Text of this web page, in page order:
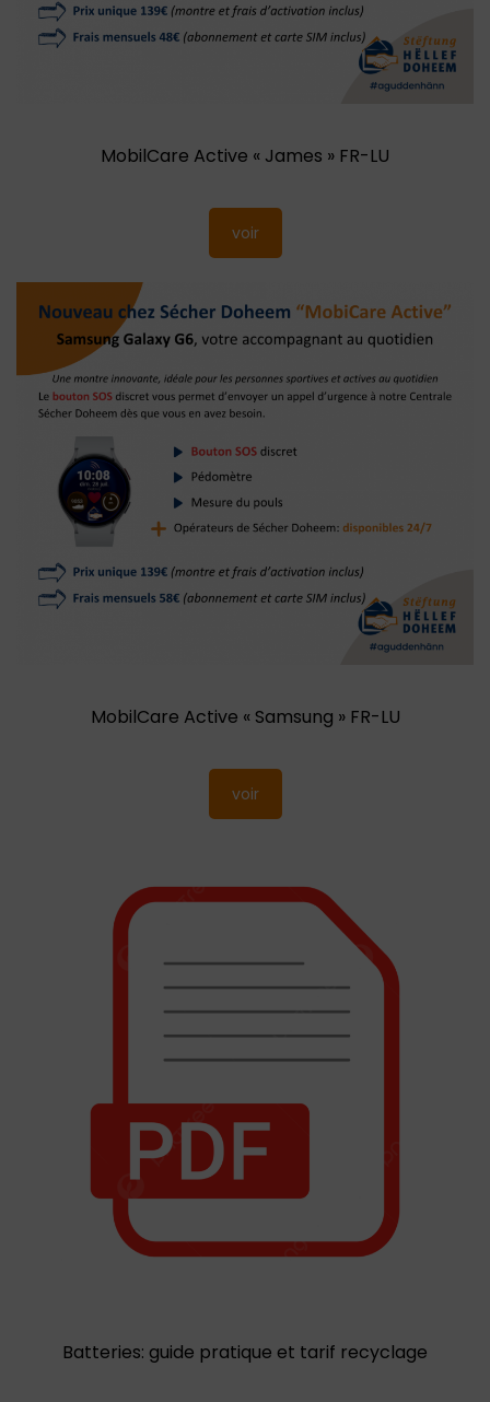
MobilCare Active « James » FR-LU
voir
MobilCare Active « Samsung » FR-LU
voir
Batteries: guide pratique et tarif recyclage